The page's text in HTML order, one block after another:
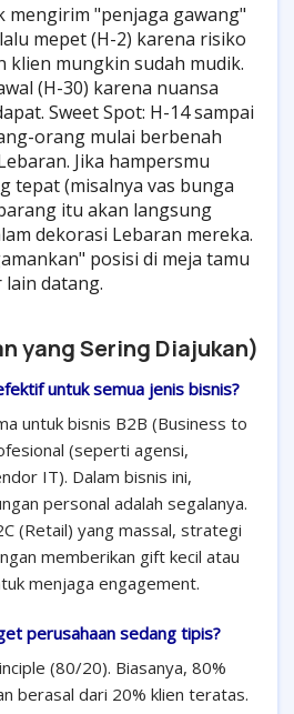
mengirim "penjaga gawang"
mepet (H-2) karena risiko
klien mungkin sudah mudik.
(H-30) karena nuansa
Sweet Spot: H-14 sampai
orang mulai berbenah
Jika hampersmu
tepat (misalnya vas bunga
itu akan langsung
dekorasi Lebaran mereka.
posisi di meja tamu
datang.
yang Sering Diajukan)
untuk semua jenis bisnis?
untuk bisnis B2B (Business to
(seperti agensi,
IT). Dalam bisnis ini,
personal adalah segalanya.
(Retail) yang massal, strategi
memberikan gift kecil atau
menjaga engagement.
perusahaan sedang tipis?
(80/20). Biasanya, 80%
berasal dari 20% klien teratas.